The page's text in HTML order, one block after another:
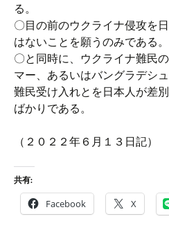
る。
〇目の前のウクライナ侵攻を
はないことを願うのみである。
〇と同時に、ウクライナ難民
マー、あるいはバングラデシ
難民受け入れとを日本人が差
ばかりである。
（２０２２年６月１３日記）
共有:
Facebook X